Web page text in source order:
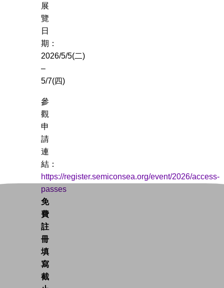
展
覽
日
期：
2026/5/5(二)
–
5/7(四)
參
觀
申
請
連
結：
https://register.semiconsea.org/event/2026/access-
passes
免
費
註
冊
填
寫
截